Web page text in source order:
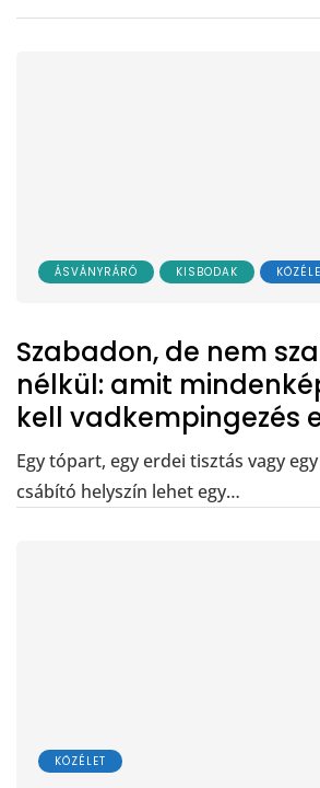
ÁSVÁNYRÁRÓ KISBODAK
Szabadon, de nem
nélkül: amit
kell vadkempingezés
Egy tópart, egy erdei tisztás vagy
csábító helyszín lehet egy…
KÖZÉLET